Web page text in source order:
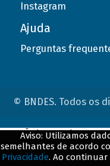
Instagram
Ajuda
Perguntas
© BNDES. Todos os
Aviso: Utilizamos
semelhantes de acordo
Privacidade. Ao continuar
ConteÃºdo complementar
${title}${badge}